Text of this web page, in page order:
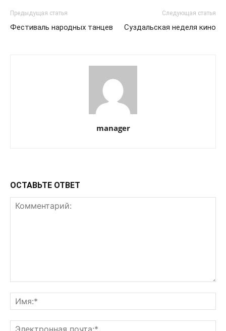
Предыдущая статья
Фестиваль народных танцев
Следующая статья
Суздальская неделя кино
manager
ОСТАВЬТЕ ОТВЕТ